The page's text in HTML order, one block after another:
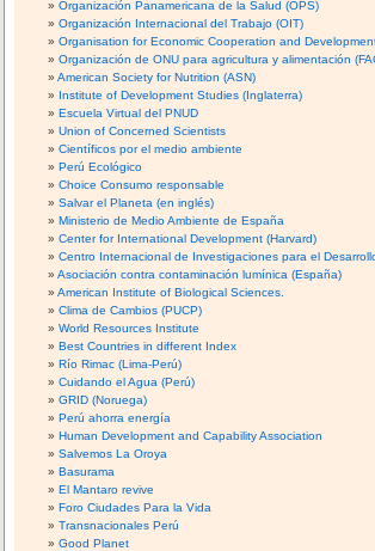
Organización Panamericana de la Salud (OPS)
Organización Internacional del Trabajo (OIT)
Organisation for Economic Cooperation and
Organización de ONU para agricultura y alimentación
American Society for Nutrition (ASN)
Institute of Development Studies (Inglaterra)
Escuela Virtual del PNUD
Union of Concerned Scientists
Científicos por el medio ambiente
Perú Ecológico
Choice Consumo responsable
Salvar el Planeta (en inglés)
Ministerio de Medio Ambiente de España
Center for International Development (Harvard)
Centro Internacional de Investigaciones para el
Asociación contra contaminación lumínica (España)
American Institute of Biological Sciences.
Clima de Cambios (PUCP)
World Resources Institute
Best Countries in different Index
Río Rimac (Lima-Perú)
Cuidando el Agua (Perú)
GRID (Noruega)
Perú ahorra energía
Human Development and Capability Association
Salvemos La Oroya
Basurama
El Mantaro revive
Foro Ciudades Para la Vida
Transnacionales Perú
Good Planet